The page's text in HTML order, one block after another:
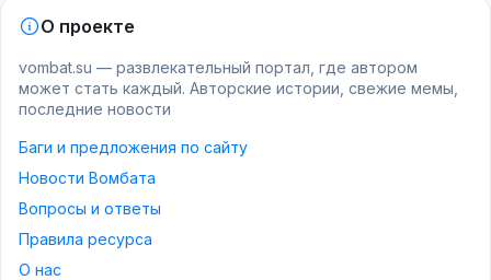
О проекте
vombat.su — развлекательный портал, где автором
может стать каждый. Авторские истории, свежие мемы,
последние новости
Баги и предложения по сайту
Новости Вомбата
Вопросы и ответы
Правила ресурса
О нас